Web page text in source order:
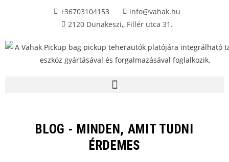
+36703104153
info@vahak.hu
2120 Dunakeszi,, Fillér utca 31.
BLOG - MINDEN, AMIT TUDNI
ÉRDEMES